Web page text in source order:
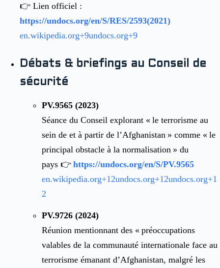
👉 Lien officiel :
https://undocs.org/en/S/RES/2593(2021)
en.wikipedia.org+9undocs.org+9
Débats & briefings au Conseil de
sécurité
PV.9565 (2023)
Séance du Conseil explorant « le terrorisme au
sein de et à partir de l’Afghanistan » comme « le
principal obstacle à la normalisation » du
pays 👉 https://undocs.org/en/S/PV.9565
en.wikipedia.org+12undocs.org+12undocs.org+1
2
PV.9726 (2024)
Réunion mentionnant des « préoccupations
valables de la communauté internationale face au
terrorisme émanant d’Afghanistan, malgré les